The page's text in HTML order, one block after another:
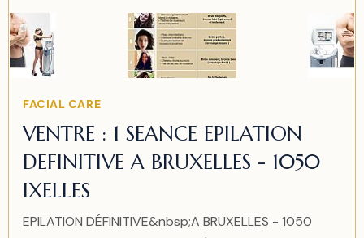
Item
2
of
Item
FACIAL CARE
VENTRE : 1 SEANCE EPILATION
DEFINITIVE A BRUXELLES - 1050
IXELLES
EPILATION DÉFINITIVE&nbsp;A BRUXELLES - 1050